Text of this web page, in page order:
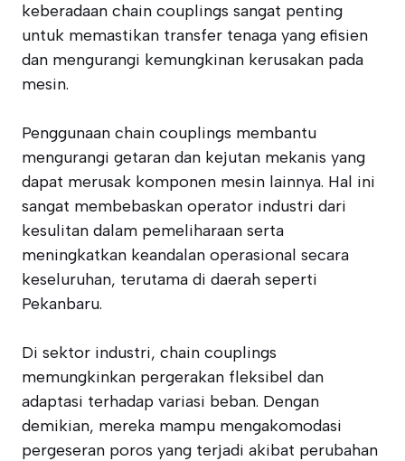
keberadaan chain couplings sangat penting
untuk memastikan transfer tenaga yang efisien
dan mengurangi kemungkinan kerusakan pada
mesin.
Penggunaan chain couplings membantu
mengurangi getaran dan kejutan mekanis yang
dapat merusak komponen mesin lainnya. Hal ini
sangat membebaskan operator industri dari
kesulitan dalam pemeliharaan serta
meningkatkan keandalan operasional secara
keseluruhan, terutama di daerah seperti
Pekanbaru.
Di sektor industri, chain couplings
memungkinkan pergerakan fleksibel dan
adaptasi terhadap variasi beban. Dengan
demikian, mereka mampu mengakomodasi
pergeseran poros yang terjadi akibat perubahan